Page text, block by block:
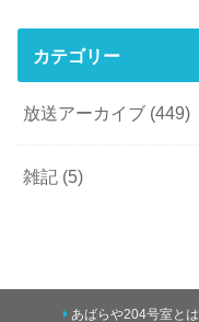
カテゴリー
放送アーカイブ (449)
雑記 (5)
あばらや204号室とは